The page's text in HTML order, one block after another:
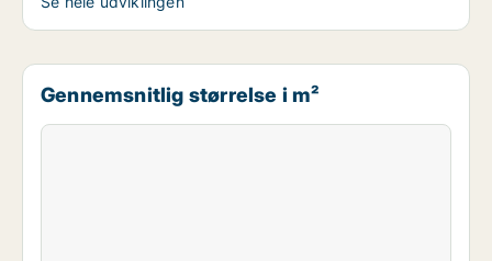
Gennemsnitlig størrelse i m²